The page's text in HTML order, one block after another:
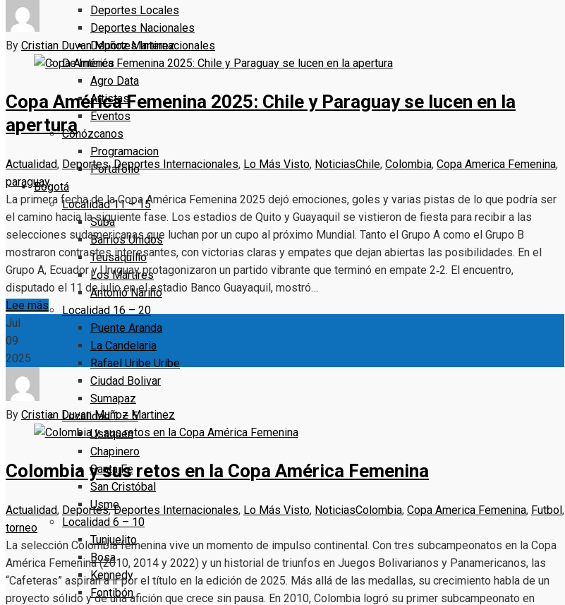
Deportes Locales
Deportes Nacionales
Deportes Internacionales
De Interés
Agro Data
Artistas
Eventos
Conózcanos
Programacion
Portafolio
Bogotá
Localidad 11 – 15
Suba
Barrios Unidos
Teusaquillo
Los Mártires
Antonio Nariño
Localidad 16 – 20
Puente Aranda
La Candelaria
Rafael Uribe Uribe
Ciudad Bolivar
Sumapaz
Localidad 1 – 5
Usaquen
Chapinero
Santa Fe
San Cristóbal
Usme
Localidad 6 – 10
Tunjuelito
Bosa
Kennedy
Fontibón
By Cristian Duvan Muñoz Martinez
Copa América Femenina 2025: Chile y Paraguay se lucen en la
apertura
Actualidad, Deportes,Deportes Internacionales, Lo Más Visto, NoticiasChile, Colombia, Copa America Femenina,
paraguay
La primera fecha de la Copa América Femenina 2025 dejó emociones, goles y varias pistas de lo que podría ser
el camino hacia la siguiente fase. Los estadios de Quito y Guayaquil se vistieron de fiesta para recibir a las
selecciones sudamericanas que luchan por un cupo al próximo Mundial. Tanto el Grupo A como el Grupo B
mostraron contrastes interesantes, con victorias claras y empates que dejan abiertas las posibilidades. En el
Grupo A, Ecuador y Uruguay protagonizaron un partido vibrante que terminó en empate 2‑2. El encuentro,
disputado el 11 de julio en el estadio Banco Guayaquil, mostró…
Lee más
Jul
09
2025
By Cristian Duvan Muñoz Martinez
Colombia y sus retos en la Copa América Femenina
Actualidad, Deportes,Deportes Internacionales, Lo Más Visto, NoticiasColombia, Copa America Femenina, Futbol,
torneo
La selección Colombia femenina vive un momento de impulso continental. Con tres subcampeonatos en la Copa
América Femenina (2010, 2014 y 2022) y un historial de triunfos en Juegos Bolivarianos y Panamericanos, las
“Cafeteras” aspiran a ir por el título en la edición de 2025. Más allá de las medallas, su crecimiento habla de un
proyecto sólido y de una afición que crece sin pausa. En 2010, Colombia logró su primer subcampeonato en